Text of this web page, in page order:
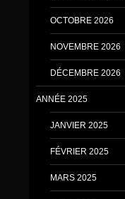
OCTOBRE 2026
NOVEMBRE 2026
DÉCEMBRE 2026
ANNÉE 2025
JANVIER 2025
FÉVRIER 2025
MARS 2025